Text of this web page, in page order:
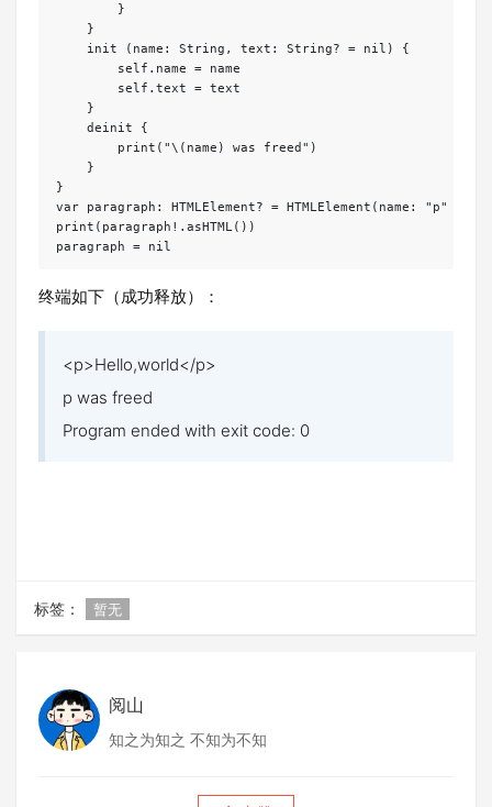
        }
    }
    init (name: String, text: String? = nil) {
        self.name = name
        self.text = text
    }
    deinit {
        print("\(name) was freed")
    }
}
var paragraph: HTMLElement? = HTMLElement(name: "p"
print(paragraph!.asHTML())
终端如下（成功释放）：
<p>Hello,world</p>
p was freed
Program ended with exit code: 0
标签： 暂无
阅山
知之为知之 不知为不知